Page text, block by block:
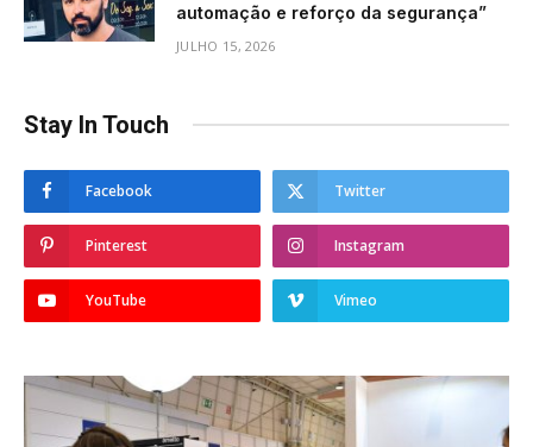
automação e reforço da segurança”
JULHO 15, 2026
Stay In Touch
Facebook Twitter
Pinterest Instagram
YouTube Vimeo